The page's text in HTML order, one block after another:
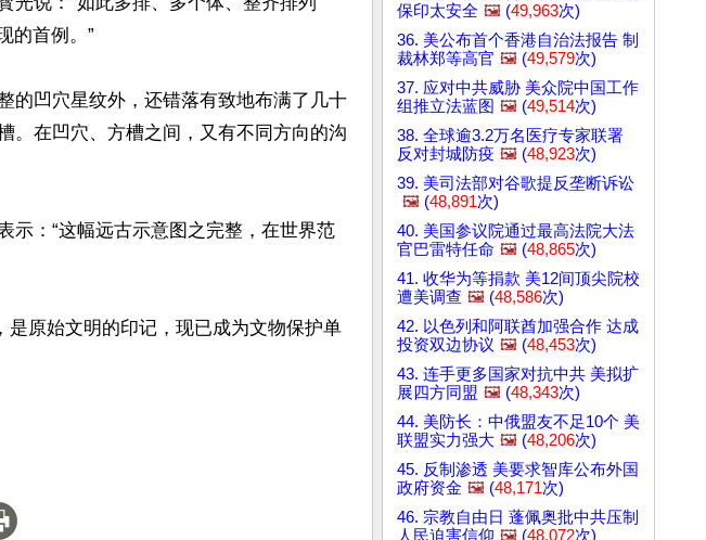
的首例。”
的凹穴星纹外，还错落有致地布满了几十
。在凹穴、方槽之间，又有不同方向的沟
示：“这幅远古示意图之完整，在世界范
是原始文明的印记，现已成为文物保护单
保印太安全 🖼️ (49,963次)
36. 美公布首个香港自治法报告 制
裁林郑等高官 🖼️ (49,579次)
37. 应对中共威胁 美众院中国工作
组推立法蓝图 🖼️ (49,514次)
38. 全球逾3.2万名医疗专家联署
反对封城防疫 🖼️ (48,923次)
39. 美司法部对谷歌提反垄断诉讼
🖼️ (48,891次)
40. 美国参议院通过最高法院大法
官巴雷特任命 🖼️ (48,865次)
41. 收华为等捐款 美12间顶尖院校
遭美调查 🖼️ (48,586次)
42. 以色列和阿联酋加强合作 达成
投资双边协议 🖼️ (48,453次)
43. 连手更多国家对抗中共 美拟扩
展四方同盟 🖼️ (48,343次)
44. 美防长：中俄盟友不足10个 美
联盟实力强大 🖼️ (48,206次)
45. 反制渗透 美要求智库公布外国
政府资金 🖼️ (48,171次)
46. 宗教自由日 蓬佩奥批中共压制
人民迫害信仰 🖼️ (48,072次)